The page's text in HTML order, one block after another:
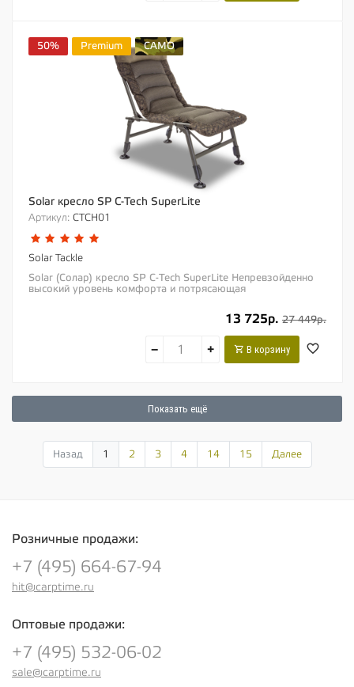
50% Premium CAMO
Solar кресло SP C-Tech SuperLite
Артикул: CTCH01
Solar Tackle
Solar (Солар) кресло SP C-Tech SuperLite Непревзойденно
высокий уровень комфорта и потрясающая
13 725р. 27 449р.
− + В корзину
Показать ещё
Назад 1 2 3 4 14 15 Далее
Розничные продажи:
+7 (495) 664-67-94
hit@carptime.ru
Оптовые продажи:
+7 (495) 532-06-02
sale@carptime.ru